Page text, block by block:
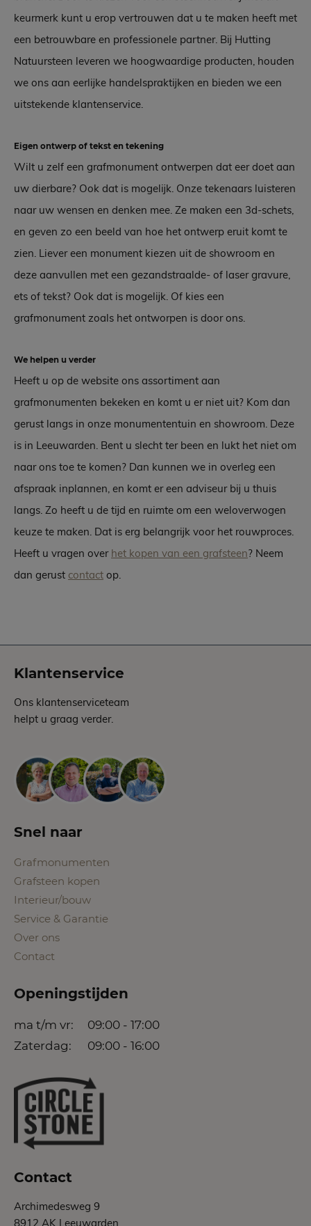
keurmerk kunt u erop vertrouwen dat u te maken heeft met
een betrouwbare en professionele partner. Bij Hutting
Natuursteen leveren we hoogwaardige producten, houden
we ons aan eerlijke handelspraktijken en bieden we een
uitstekende klantenservice.
Eigen ontwerp of tekst en tekening
Wilt u zelf een grafmonument ontwerpen dat eer doet aan
uw dierbare? Ook dat is mogelijk. Onze tekenaars luisteren
naar uw wensen en denken mee. Ze maken een 3d-schets,
en geven zo een beeld van hoe het ontwerp eruit komt te
zien. Liever een monument kiezen uit de showroom en
deze aanvullen met een gezandstraalde- of laser gravure,
ets of tekst? Ook dat is mogelijk. Of kies een
grafmonument zoals het ontworpen is door ons.
We helpen u verder
Heeft u op de website ons assortiment aan
grafmonumenten bekeken en komt u er niet uit? Kom dan
gerust langs in onze monumententuin en showroom. Deze
is in Leeuwarden. Bent u slecht ter been en lukt het niet om
naar ons toe te komen? Dan kunnen we in overleg een
afspraak inplannen, en komt er een adviseur bij u thuis
langs. Zo heeft u de tijd en ruimte om een weloverwogen
keuze te maken. Dat is erg belangrijk voor het rouwproces.
Heeft u vragen over het kopen van een grafsteen? Neem
dan gerust contact op.
Klantenservice
Ons klantenserviceteam
helpt u graag verder.
Snel naar
Grafmonumenten
Grafsteen kopen
Interieur/bouw
Service & Garantie
Over ons
Contact
Openingstijden
ma t/m vr:
09:00 - 17:00
Zaterdag:
09:00 - 16:00
Contact
Archimedesweg 9
8912 AK Leeuwarden